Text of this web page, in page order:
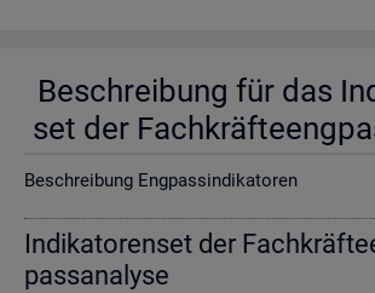
Be­schrei­bung für das
set der
Be­schrei­bung Eng­pas­sin­di­ka­to­ren
In­di­ka­to­ren­set der
pass­ana­ly­se